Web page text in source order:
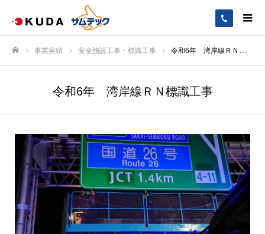
事業実績 安全施設工事・標識工事 令和6年 湾岸線ＲＮ標識工事
令和6年 湾岸線ＲＮ標識工事